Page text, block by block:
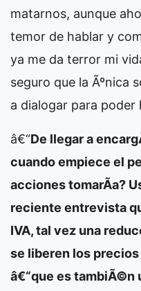
matarnos, aunque
temor de hablar y
ya me da terror mi
seguro que la Ãºnica
a dialogar para poder
â€“De llegar a
cuando empiece el
acciones tomarÃ­a?
reciente entrevista
IVA, tal vez una
se liberen los
â€“que es tambiÃ©n